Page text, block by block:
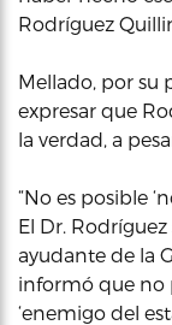
Rodríguez
Mellado, por su
expresar que
la verdad, a
“No es posible
El Dr.
ayudante de la
informó que no
‘enemigo del